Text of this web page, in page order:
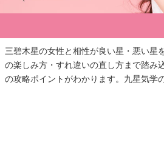
三碧木星の女性と相性が良い星・悪い星
の楽しみ方・すれ違いの直し方まで踏み
の攻略ポイントがわかります。九星気学